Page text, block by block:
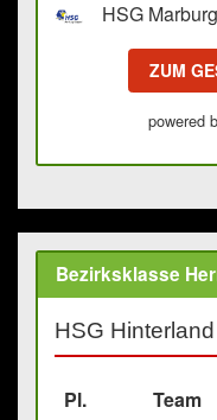
HSG
ZUM
powered
Bezirksklasse
HSG Hinterland
Pl. Team